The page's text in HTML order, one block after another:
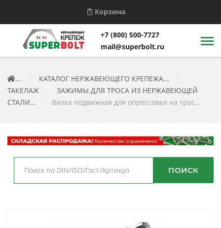
Корзина
+7 (800) 500-7727
mail@superbolt.ru
... КАТАЛОГ НЕРЖАВЕЮЩЕГО КРЕПЕЖА...
ТАКЕЛАЖ
ЗАЖИМЫ ДЛЯ ТРОСА ИЗ НЕРЖАВЕЮЩЕЙ
СТАЛИ...
Вилка подвижная для опрессовки на трос...
ПОИСК